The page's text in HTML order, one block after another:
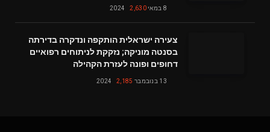
8 במאי 2024 2,630
צעירה ישראלית הותקפה ונדקרה בדירתה
בסנטה מוניקה; נזקקת לניתוחים רפואיים
דחופים ופונה לעזרת הקהילה
13 בנובמבר 2024 2,185